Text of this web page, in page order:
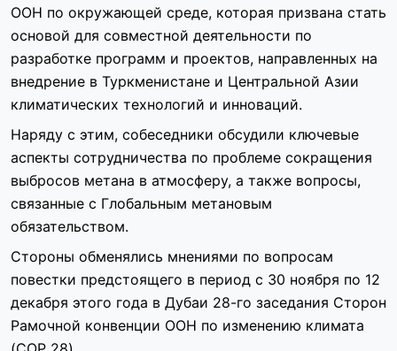
ООН по окружающей среде, которая призвана стать
основой для совместной деятельности по
разработке программ и проектов, направленных на
внедрение в Туркменистане и Центральной Азии
климатических технологий и инноваций.
Наряду с этим, собеседники обсудили ключевые
аспекты сотрудничества по проблеме сокращения
выбросов метана в атмосферу, а также вопросы,
связанные с Глобальным метановым
обязательством.
Стороны обменялись мнениями по вопросам
повестки предстоящего в период с 30 ноября по 12
декабря этого года в Дубаи 28-го заседания Сторон
Рамочной конвенции ООН по изменению климата